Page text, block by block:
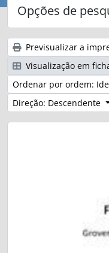
Opções de
Previsualizar a
Visualização em
Ordenar por ordem:
Direção: Descendente